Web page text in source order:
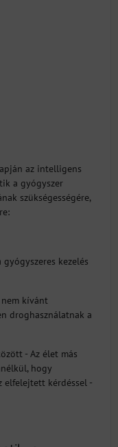
az intelligens
a gyógyszer
szükségességére,
kezelés
nem kívánt
droghasználatnak a
- Az élet más
hogy
elfelejtett kérdéssel -